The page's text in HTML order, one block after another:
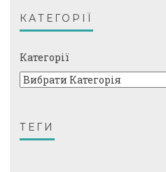
КАТЕГОРІЇ
Категорії
ТЕГИ